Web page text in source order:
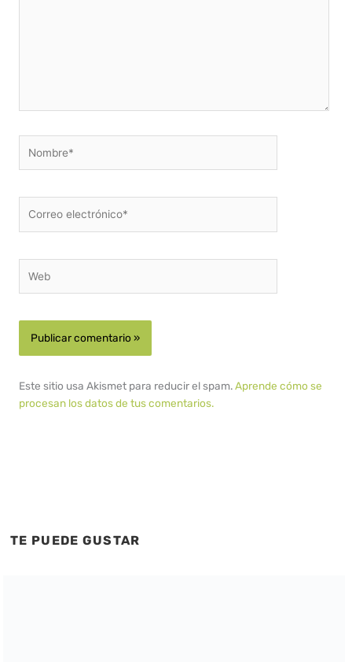
electrónico*
Este sitio usa Akismet para reducir el spam.Aprende cómo se
procesan los datos de tus comentarios.
TE PUEDE GUSTAR